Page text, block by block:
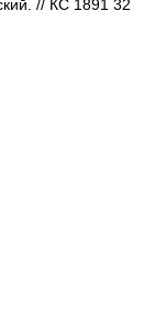
// КС 1891 32